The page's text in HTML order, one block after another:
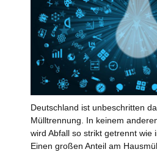
Deutschland ist unbeschritten
Mülltrennung. In keinem
wird Abfall so strikt getrennt wie
Einen großen Anteil am